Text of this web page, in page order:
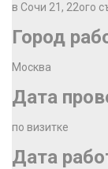
в Сочи 21, 22ого
Город
Москва
Дата
по визитке
Дата